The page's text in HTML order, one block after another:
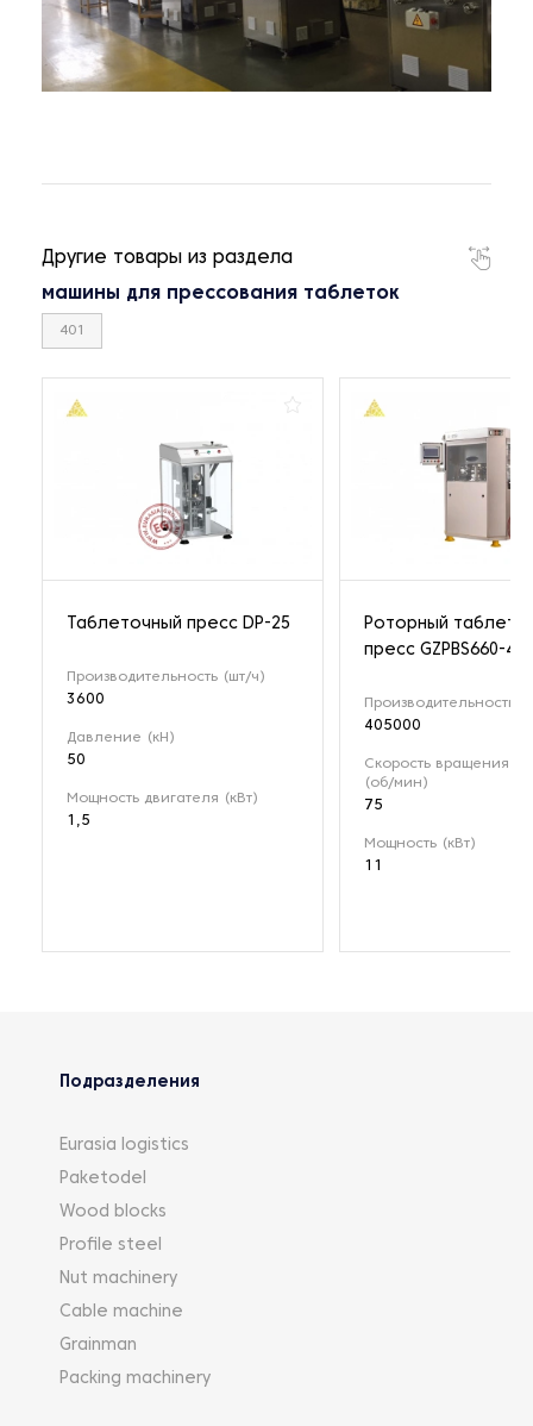
Другие товары из раздела
машины для прессования таблеток
401
Таблеточный пресс DP-25
Производительность (шт/ч)
3600
Давление (кН)
50
Мощность двигателя (кВт)
1,5
Роторный
пресс GZPBS660-45
Производительность
405000
Скорость вращения
(об/мин)
75
Мощность (кВт)
11
Подразделения
Eurasia logistics
Paketodel
Wood blocks
Profile steel
Nut machinery
Cable machine
Grainman
Packing machinery